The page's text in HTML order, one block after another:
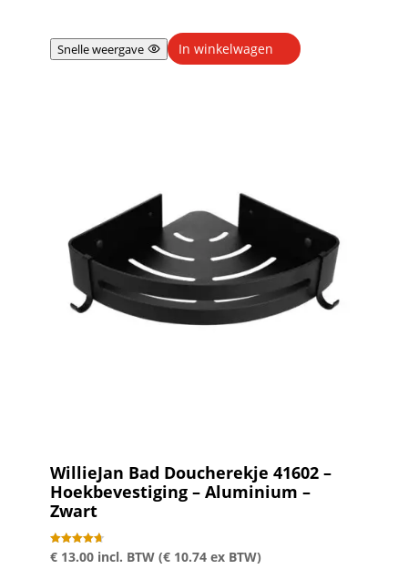
Snelle weergave In winkelwagen
WillieJan Bad Doucherekje 41602 –
Hoekbevestiging – Aluminium –
Zwart
Gewaardeer
d
€13.00 incl. BTW (€10.74ex BTW)